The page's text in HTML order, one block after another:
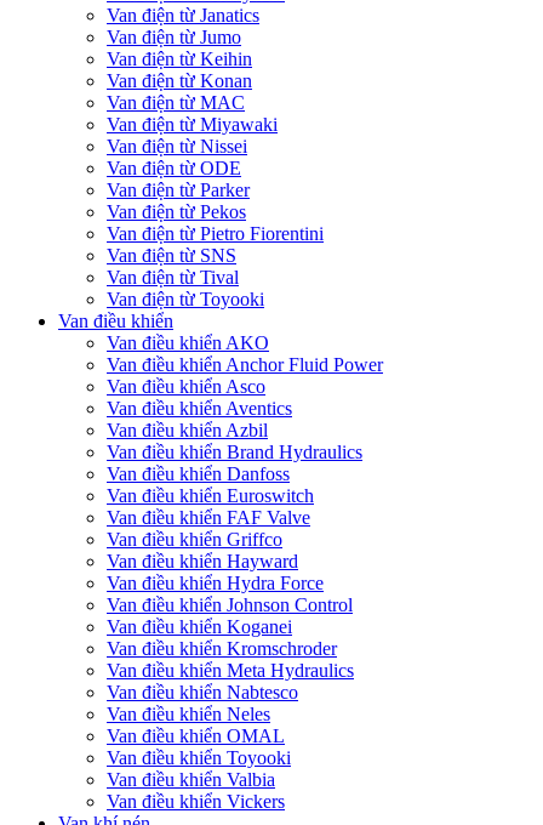
Van điện từ Janatics
Van điện từ Jumo
Van điện từ Keihin
Van điện từ Konan
Van điện từ MAC
Van điện từ Miyawaki
Van điện từ Nissei
Van điện từ ODE
Van điện từ Parker
Van điện từ Pekos
Van điện từ Pietro Fiorentini
Van điện từ SNS
Van điện từ Tival
Van điện từ Toyooki
Van điều khiển
Van điều khiển AKO
Van điều khiển Anchor Fluid Power
Van điều khiển Asco
Van điều khiển Aventics
Van điều khiển Azbil
Van điều khiển Brand Hydraulics
Van điều khiển Danfoss
Van điều khiển Euroswitch
Van điều khiển FAF Valve
Van điều khiển Griffco
Van điều khiển Hayward
Van điều khiển Hydra Force
Van điều khiển Johnson Control
Van điều khiển Koganei
Van điều khiển Kromschroder
Van điều khiển Meta Hydraulics
Van điều khiển Nabtesco
Van điều khiển Neles
Van điều khiển OMAL
Van điều khiển Toyooki
Van điều khiển Valbia
Van điều khiển Vickers